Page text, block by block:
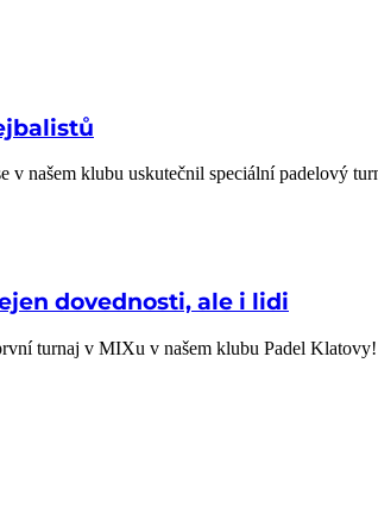
v našem klubu uskutečnil speciální padelový
dovednosti, ale i lidi
turnaj v MIXu v našem klubu Padel